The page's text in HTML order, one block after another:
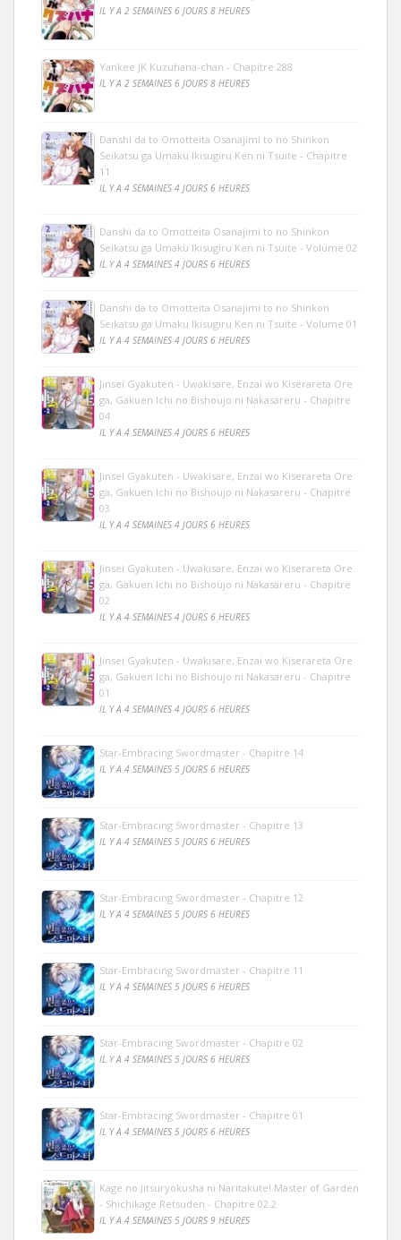
IL Y A 2 SEMAINES 6 JOURS 8 HEURES
Yankee JK Kuzuhana-chan - Chapitre 288
IL Y A 2 SEMAINES 6 JOURS 8 HEURES
Danshi da to Omotteita Osanajimi to no Shinkon
Seikatsu ga Umaku Ikisugiru Ken ni Tsuite - Chapitre
11
IL Y A 4 SEMAINES 4 JOURS 6 HEURES
Danshi da to Omotteita Osanajimi to no Shinkon
Seikatsu ga Umaku Ikisugiru Ken ni Tsuite - Volume 02
IL Y A 4 SEMAINES 4 JOURS 6 HEURES
Danshi da to Omotteita Osanajimi to no Shinkon
Seikatsu ga Umaku Ikisugiru Ken ni Tsuite - Volume 01
IL Y A 4 SEMAINES 4 JOURS 6 HEURES
Jinsei Gyakuten - Uwakisare, Enzai wo Kiserareta Ore
ga, Gakuen Ichi no Bishoujo ni Nakasareru - Chapitre
04
IL Y A 4 SEMAINES 4 JOURS 6 HEURES
Jinsei Gyakuten - Uwakisare, Enzai wo Kiserareta Ore
ga, Gakuen Ichi no Bishoujo ni Nakasareru - Chapitre
03
IL Y A 4 SEMAINES 4 JOURS 6 HEURES
Jinsei Gyakuten - Uwakisare, Enzai wo Kiserareta Ore
ga, Gakuen Ichi no Bishoujo ni Nakasareru - Chapitre
02
IL Y A 4 SEMAINES 4 JOURS 6 HEURES
Jinsei Gyakuten - Uwakisare, Enzai wo Kiserareta Ore
ga, Gakuen Ichi no Bishoujo ni Nakasareru - Chapitre
01
IL Y A 4 SEMAINES 4 JOURS 6 HEURES
Star-Embracing Swordmaster - Chapitre 14
IL Y A 4 SEMAINES 5 JOURS 6 HEURES
Star-Embracing Swordmaster - Chapitre 13
IL Y A 4 SEMAINES 5 JOURS 6 HEURES
Star-Embracing Swordmaster - Chapitre 12
IL Y A 4 SEMAINES 5 JOURS 6 HEURES
Star-Embracing Swordmaster - Chapitre 11
IL Y A 4 SEMAINES 5 JOURS 6 HEURES
Star-Embracing Swordmaster - Chapitre 02
IL Y A 4 SEMAINES 5 JOURS 6 HEURES
Star-Embracing Swordmaster - Chapitre 01
IL Y A 4 SEMAINES 5 JOURS 6 HEURES
Kage no Jitsuryokusha ni Naritakute! Master of Garden
- Shichikage Retsuden - Chapitre 02.2
IL Y A 4 SEMAINES 5 JOURS 9 HEURES